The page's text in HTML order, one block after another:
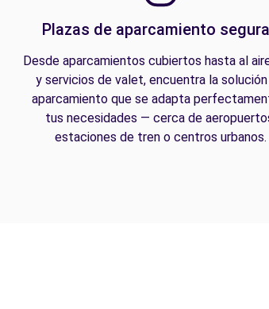
Plazas de aparcamiento
Desde aparcamientos cubiertos hasta al
y servicios de valet, encuentra la
aparcamiento que se adapta
tus necesidades — cerca de
estaciones de tren o centros urbanos.